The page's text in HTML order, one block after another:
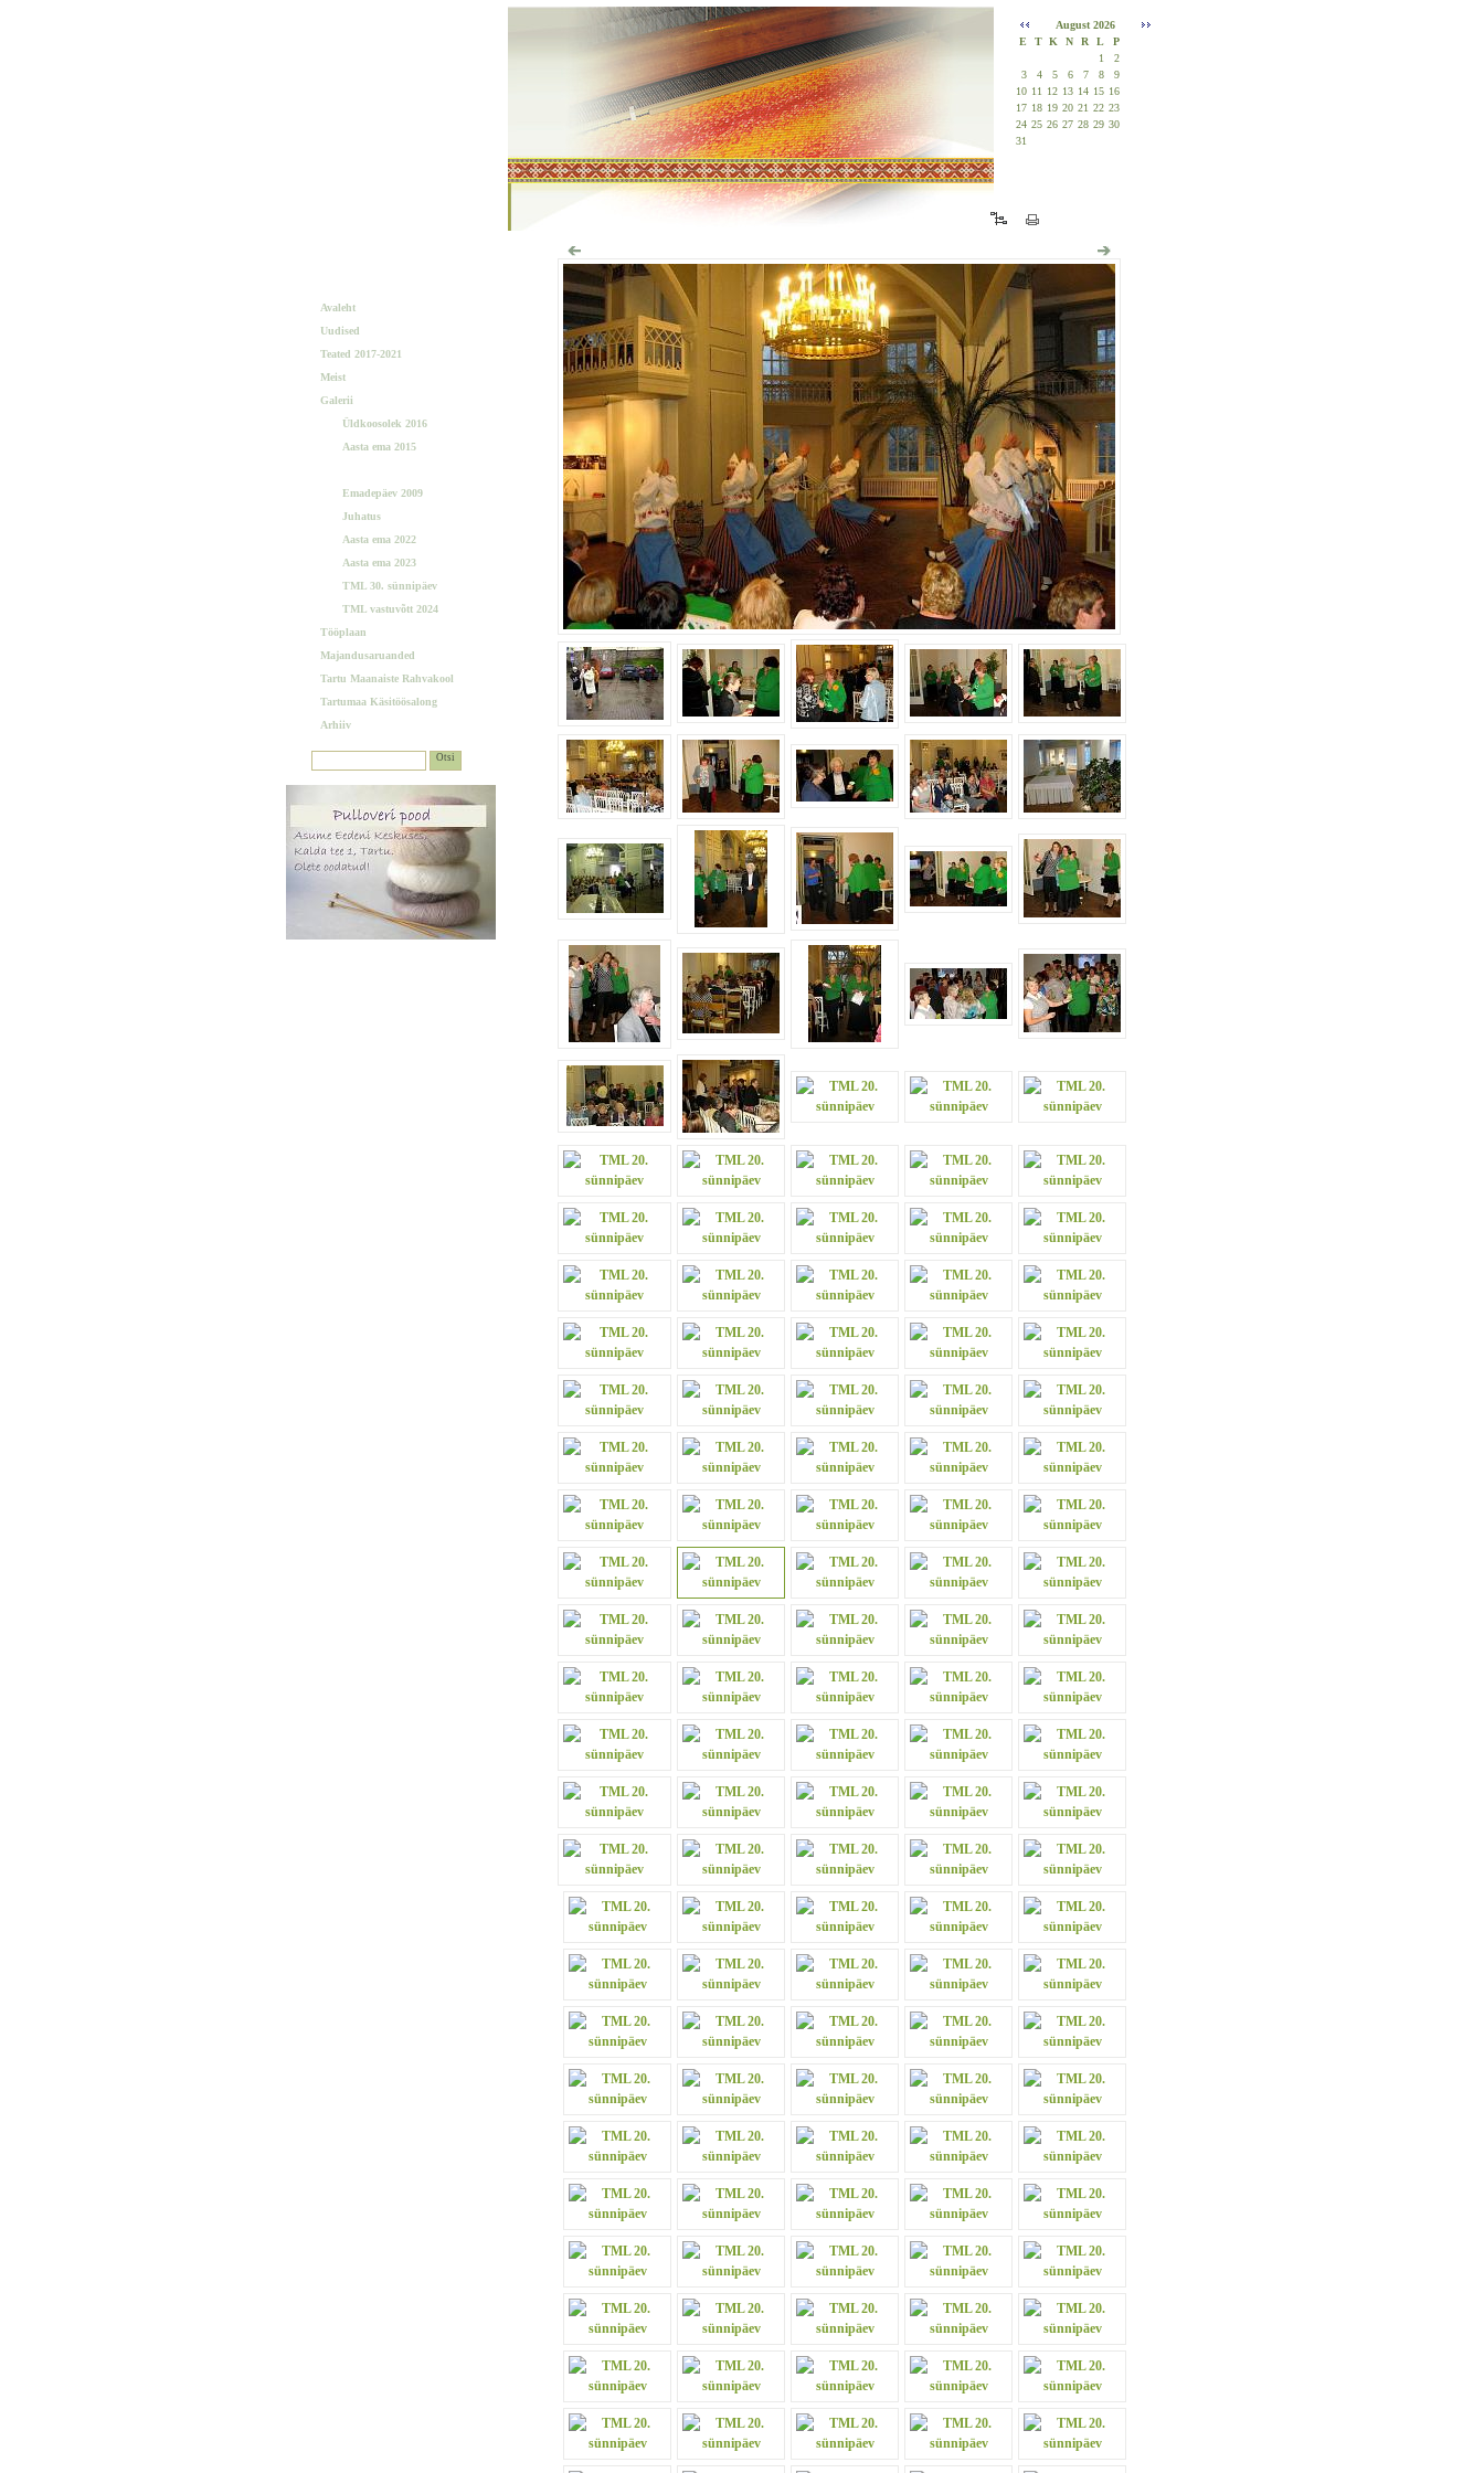
August 2026
E
T K N R L
P
1
2
3
4 5 6 7 8
9
10 11 12 13 14 15 16
17 18 19 20 21 22 23
24 25 26 27 28 29 30
31
Avaleht
Uudised
Teated 2017-2021
Meist
Galerii
Üldkoosolek 2016
Aasta ema 2015
Emadepäev 2009
Juhatus
Aasta ema 2022
Aasta ema 2023
TML 30. sünnipäev
TML vastuvõtt 2024
Tööplaan
Majandusaruanded
Tartu Maanaiste Rahvakool
Tartumaa Käsitöösalong
Arhiiv